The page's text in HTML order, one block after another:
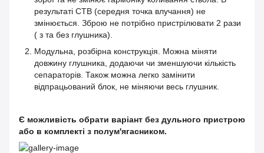
результаті СТВ (середня точка влучання) не
змінюється. Зброю не потрібно пристрілювати 2 рази
( з та без глушника).
Модульна, розбірна конструкція. Можна міняти
довжину глушника, додаючи чи зменшуючи кількість
сепараторів. Також можна легко замінити
відпрацьований блок, не міняючи весь глушник.
Є можливість обрати варіант без дульного пристрою
або в комплекті з полум'ягасником.